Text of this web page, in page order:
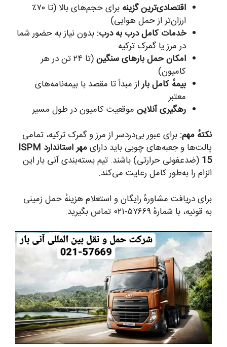
اقتصادی‌ترین گزینه
برای حجم‌های بالا (تا ۷۰٪
ارزان‌تر از حمل هوایی)
خدمات کامل درب به درب: بدون نیاز به حضور شما
در مرز یا گمرک ترکیه
امکان حمل بارهای سنگین
(تا ۲۴ تن در هر
کامیون)
بیمهٔ کامل باراز مبدأ تا مقصد با بیمه‌نامه‌های
معتبر
رهگیری آنلاین موقعیت کامیون در طول مسیر
نکتهٔ مهم: برای عبور بی‌دردسر از مرز و گمرک ترکیه، تمامی
پالت‌ها و جعبه‌های چوبی باید دارای
مهر استاندارد ISPM
15 (ضدعفونی حرارتی) باشند. تیم بسته‌بندی آنی بار این
الزام را به‌طور کامل رعایت می‌کند.
برای دریافت مشاورهٔ رایگان و استعلام هزینهٔ حمل زمینی
به قونیه، با شمارهٔ ۵۷۶۶۹-۰۲۱ تماس بگیرید.